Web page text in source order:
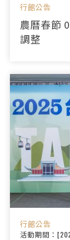
行館公告
農曆春節
調整
行館公告
活動期間：